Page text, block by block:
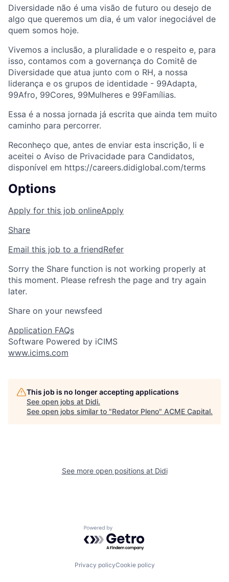
Diversidade não é uma visão de futuro ou desejo de
algo que queremos um dia, é um valor inegociável de
quem somos hoje.
Vivemos a inclusão, a pluralidade e o respeito e, para
isso, contamos com a governança do Comitê de
Diversidade que atua junto com o RH, a nossa
liderança e os grupos de identidade - 99Adapta,
99Afro, 99Cores, 99Mulheres e 99Famílias.
Essa é a nossa jornada já escrita que ainda tem muito
caminho para percorrer.
Reconheço que, antes de enviar esta inscrição, li e
aceitei o Aviso de Privacidade para Candidatos,
disponível em https://careers.didiglobal.com/terms
Options
Apply for this job onlineApply
Share
Email this job to a friendRefer
Sorry the Share function is not working properly at
this moment. Please refresh the page and try again
later.
Share on your newsfeed
Application FAQs
Software Powered by iCIMS
www.icims.com
This job is no longer accepting applications
See open jobs at Didi.
See open jobs similar to "Redator Pleno" ACME Capital.
See more open positions at Didi
Powered by Getro.com
Privacy policyCookie policy